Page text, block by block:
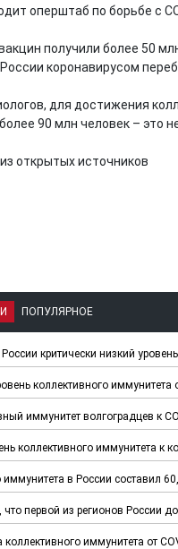
оперштаб по борьбе с
получили более 50
коронавирусом
для достижения
90 млн человек – это
открытых источников
ПОПУЛЯРНОЕ
критически низкий
коллективного иммунитета
иммунитет волгоградцев к
коллективного иммунитета к
иммунитета в России составил
первой из регионов России
иммунитета от